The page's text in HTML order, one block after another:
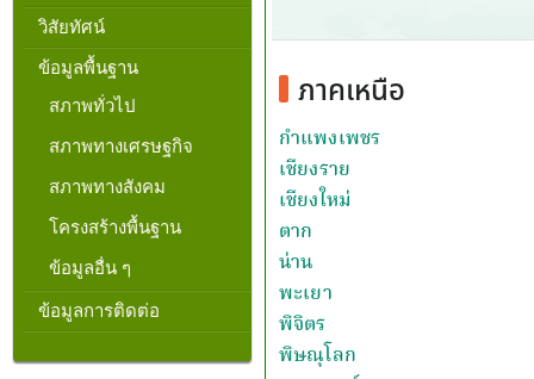
วิสัยทัศน์
ข้อมูลพื้นฐาน
สภาพทั่วไป
สภาพทางเศรษฐกิจ
สภาพทางสังคม
โครงสร้างพื้นฐาน
ข้อมูลอื่น ๆ
ข้อมูลการติดต่อ